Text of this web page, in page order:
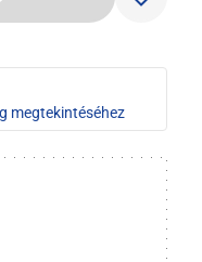
megtekintéséhez